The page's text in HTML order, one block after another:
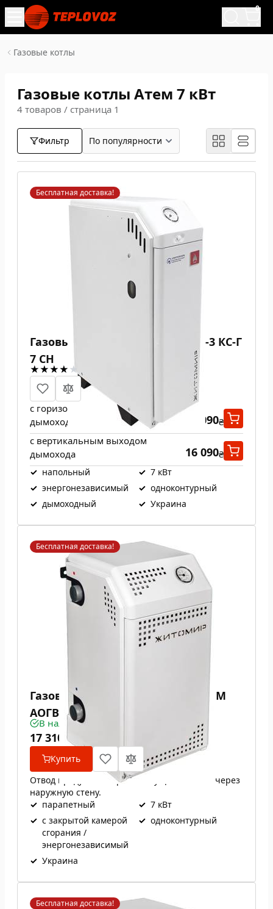
0
Газовые котлы
Газовые котлы Атем 7 кВт
4 товаров / страница 1
Фильтр
Бесплатная доставка!
Газовый котел Атем Житомир-3 КС-Г
7 СН
с горизонтальным выходом
дымохода
16 090₴
с вертикальным выходом
дымохода
16 090₴
✓ напольный ✓ 7 кВт
✓ энергонезависимый ✓ одноконтурный
✓ дымоходный ✓ Украина
Бесплатная доставка!
Газовый котел Атем / Житомир М
АОГВ 7 СН
В наличии
17 310 ₴
Купить
Отвод продуктов сгорания осуществляется через
наружную стену.
✓ парапетный ✓ 7 кВт
✓ с закрытой камерой
сгорания /
энергонезависимый
✓ одноконтурный
✓ Украина
Бесплатная доставка!